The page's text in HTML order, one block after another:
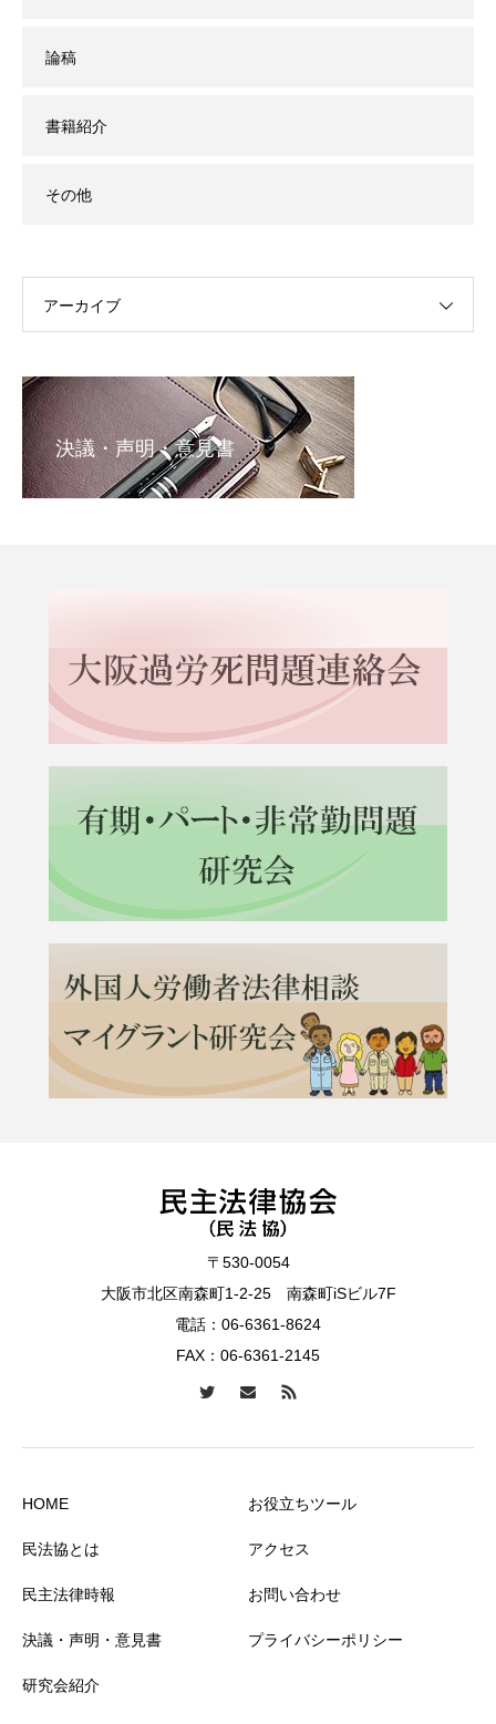
論稿
書籍紹介
その他
アーカイブ
決議・声明・意見書
〒530-0054
大阪市北区南森町1-2-25 南森町iSビル7F
電話： 06-6361-8624
FAX：06-6361-2145
HOME
民法協とは
民主法律時報
決議・声明・意見書
研究会紹介
お役立ちツール
アクセス
お問い合わせ
プライバシーポリシー